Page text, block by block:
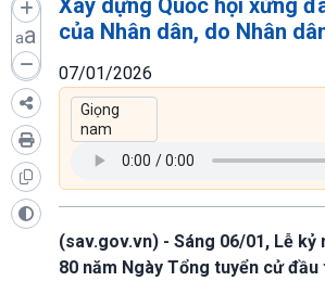
aa
của Nhân dân, do Nhân
07/01/2026
(sav.gov.vn) - Sáng 06/01, Lễ kỷ
80 năm Ngày Tổng tuyển cử